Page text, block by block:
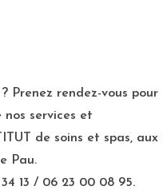
Prenez rendez-vous pour
services et
de soins et spas, aux
Pau.
13 / 06 23 00 08 95.